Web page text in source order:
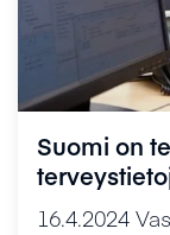
Suomi on
koko
16.4.2024